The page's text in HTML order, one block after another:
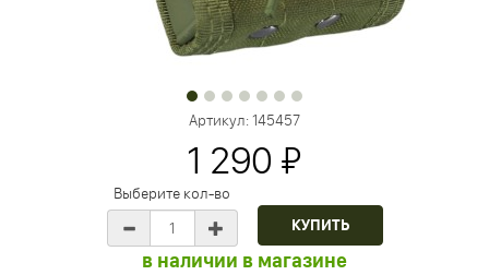
Артикул:145457
1 290 ₽
Выберите кол-во
в наличии в магазине